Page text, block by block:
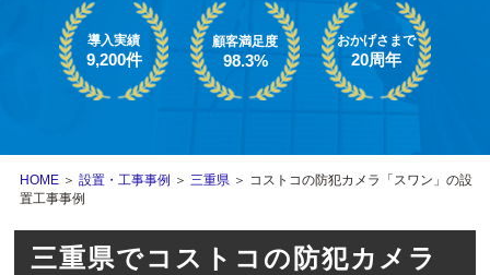
導入実績
9,200件
顧客満足度
98.3%
おかげさまで
20周年
HOME ＞設置・工事事例 ＞三重県 ＞ コストコの防犯カメラ「スワン」の設
置工事事例
三重県でコストコの防犯カメラ